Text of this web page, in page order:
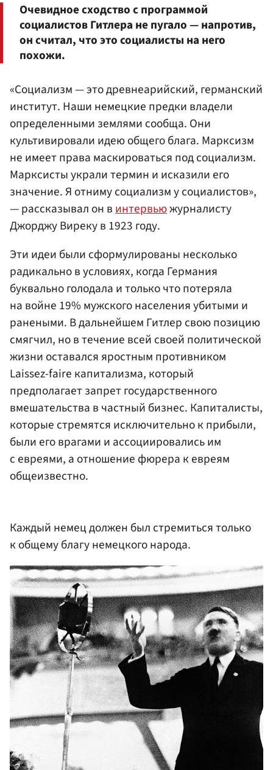
Очевидное сходство с программой
социалистов Гитлера не пугало — напротив,
он считал, что это социалисты на него
похожи.
«Социализм — это древнеарийский, германский
институт. Наши немецкие предки владели
определенными землями сообща. Они
культивировали идею общего блага. Марксизм
не имеет права маскироваться под социализм.
Марксисты украли термин и исказили его
значение. Я отниму социализм у социалистов»,
— рассказывал он в интервьюжурналисту
Джорджу Виреку в 1923 году.
Эти идеи были сформулированы несколько
радикально в условиях, когда Германия
буквально голодала и только что потеряла
на войне 19% мужского населения убитыми и
ранеными. В дальнейшем Гитлер свою позицию
смягчил, но в течение всей своей политической
жизни оставался яростным противником
Laissez-faire капитализма, который
предполагает запрет государственного
вмешательства в частный бизнес. Капиталисты,
которые стремятся исключительно к прибыли,
были его врагами и ассоциировались им
с евреями, а отношение фюрера к евреям
общеизвестно.
Каждый немец должен был стремиться только
к общему благу немецкого народа.